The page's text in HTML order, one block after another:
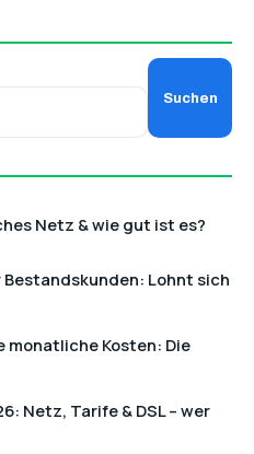
Netz & wie gut ist es?
Lohnt sich
monatliche Kosten: Die
Netz, Tarife & DSL – wer